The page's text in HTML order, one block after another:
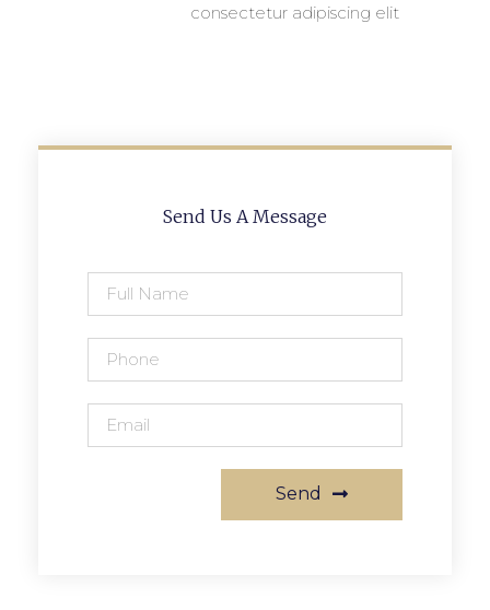
consectetur adipiscing elit
Send Us A Message
Send